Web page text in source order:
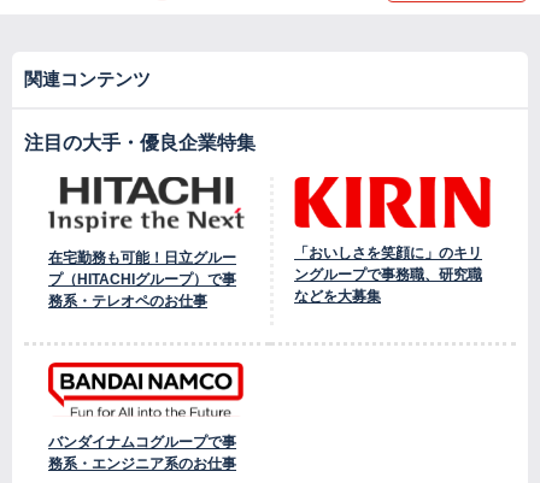
関連コンテンツ
注目の大手・優良企業特集
在宅勤務も可能！日立グルー
プ（HITACHIグループ）で事
務系・テレオペのお仕事
「おいしさを笑顔に」のキリ
ングループで事務職、研究職
などを大募集
バンダイナムコグループで事
務系・エンジニア系のお仕事